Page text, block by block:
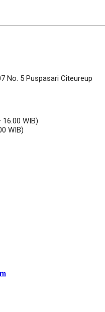
No. 5 Puspasari Citeureup
16.00 WIB)
WIB)